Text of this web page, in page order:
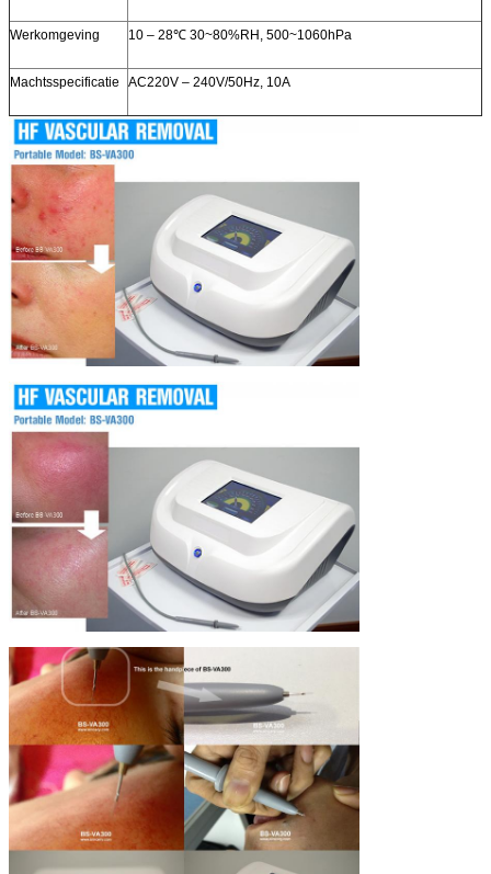
Werkomgeving 10 – 28℃ 30~80%RH, 500~1060hPa
Machtsspecificatie AC220V – 240V/50Hz, 10A